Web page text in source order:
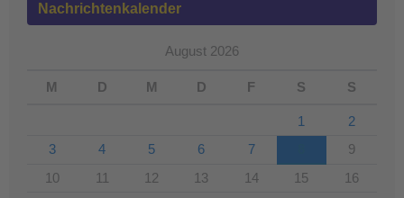
Nachrichtenkalender
August 2026
M D M D F S S
1
2
3
4 5 6 7
9
10
11 12 13 14 15
16